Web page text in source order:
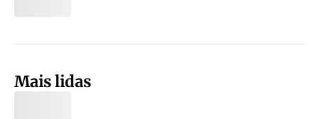
Mais lidas